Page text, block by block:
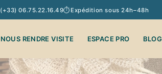
(+33) 06.75.22.16.49⏱ Expédition sous 24h–48h
NOUS RENDRE VISITE ESPACE PRO BLOG